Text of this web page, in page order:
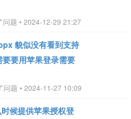
问题 • 2024-12-29 21:27
貌似没有看到支持
要用苹果登录需要
问题 • 2024-11-27 10:09
候提供苹果授权登